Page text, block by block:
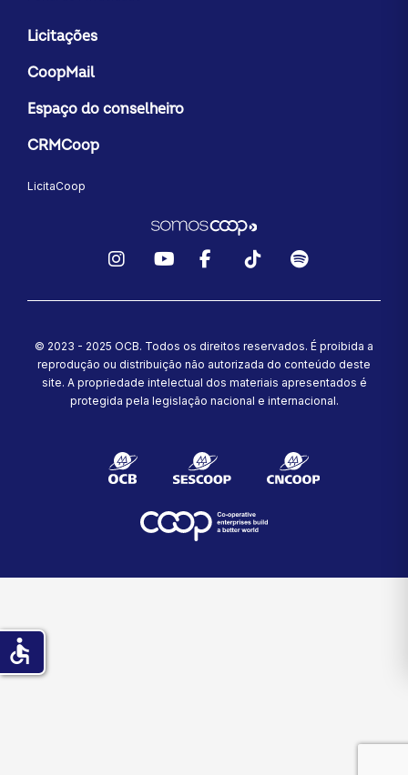
Licitações
CoopMail
Espaço do conselheiro
CRMCoop
LicitaCoop
© 2023 - 2025 OCB. Todos os direitos reservados. É proibida a
reprodução ou distribuição não autorizada do conteúdo deste
site. A propriedade intelectual dos materiais apresentados é
protegida pela legislação nacional e internacional.
accessible